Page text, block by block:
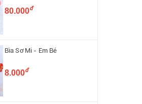
80.000đ
Bìa Sơ Mi - Em Bé
8.000đ